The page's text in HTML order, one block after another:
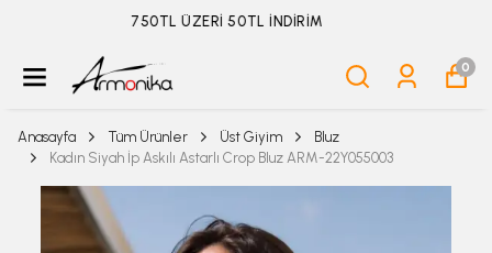
ÜYELİKSİZ SİPARİŞ İADE TALEBİ İÇİN TIKLA
0
Anasayfa Tüm Ürünler Üst Giyim
Bluz
Kadın Siyah İp Askılı Astarlı Crop Bluz ARM-22Y055003